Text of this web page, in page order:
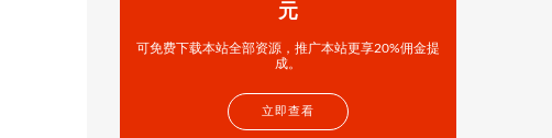
元
可免费下载本站全部资源，推广本站更享20%佣金提
成。
立即查看